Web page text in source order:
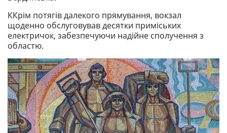
ККрім потягів далекого прямування, вокзал
щоденно обслуговував десятки приміських
електричок, забезпечуючи надійне сполучення з
областю.